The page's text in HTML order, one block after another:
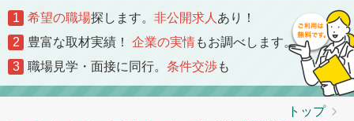
1 希望の職場探します。 非公開求人 あり！
2
豊富な取材実績！ 企業の実情もお調べします。
3
職場見学・面接に同行。 条件交渉も
トップ